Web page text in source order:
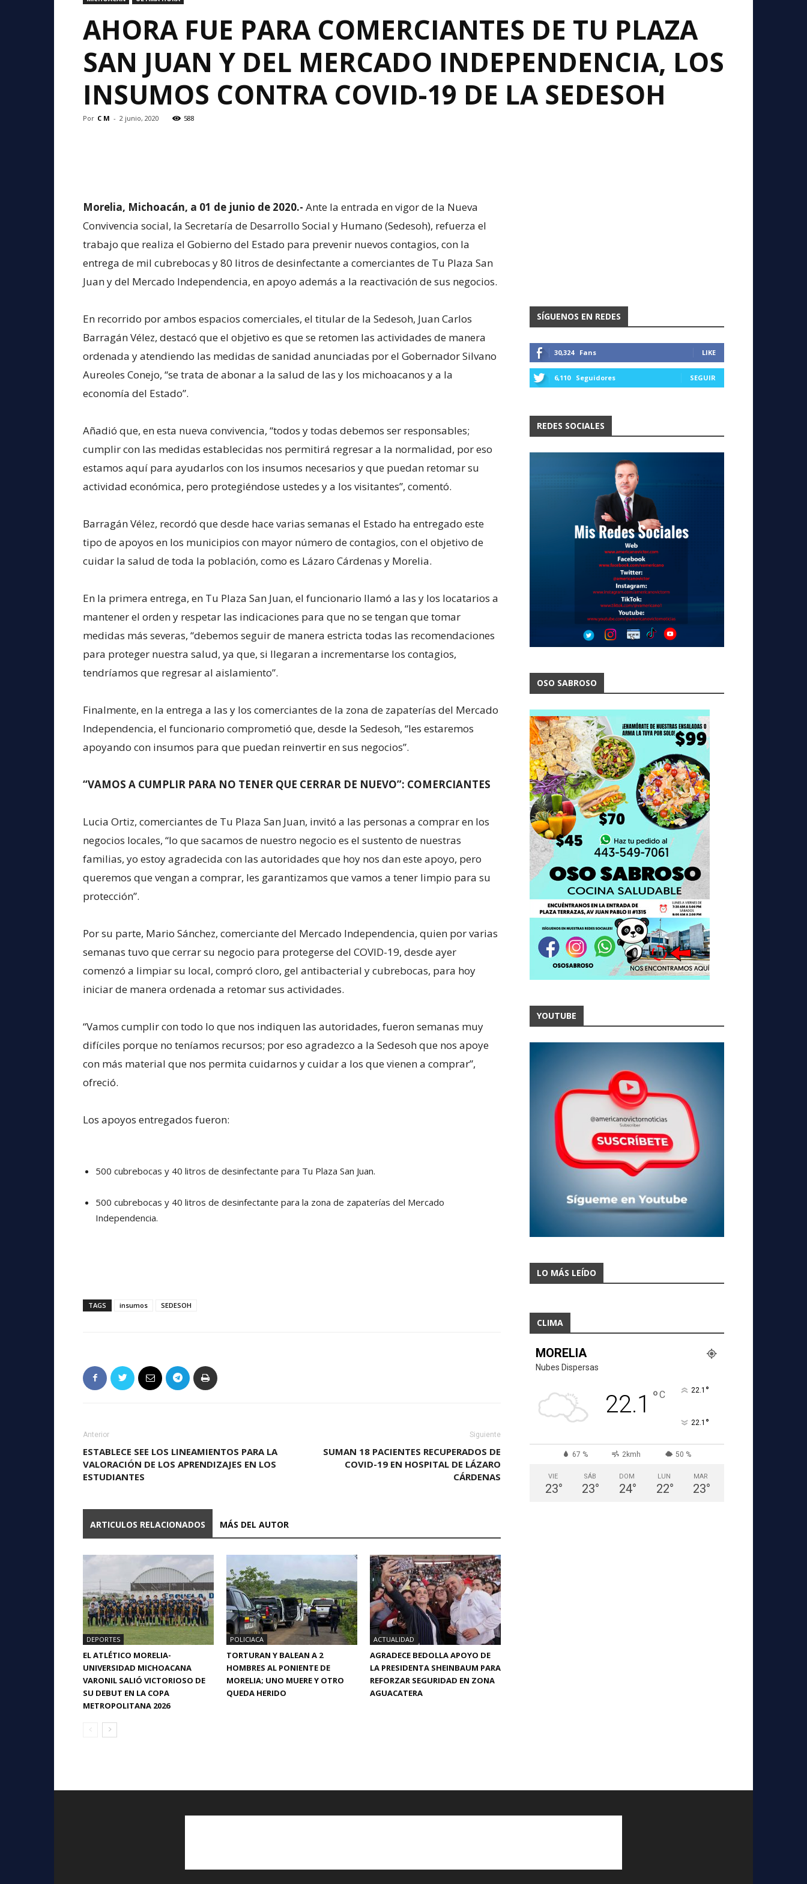
AHORA FUE PARA COMERCIANTES DE TU PLAZA
SAN JUAN Y DEL MERCADO INDEPENDENCIA, LOS
INSUMOS CONTRA COVID-19 DE LA SEDESOH
Por C M - 2 junio, 2020 588
Morelia, Michoacán, a 01 de junio de 2020.- Ante la entrada en vigor de la Nueva
Convivencia social, la Secretaría de Desarrollo Social y Humano (Sedesoh), refuerza el
trabajo que realiza el Gobierno del Estado para prevenir nuevos contagios, con la
entrega de mil cubrebocas y 80 litros de desinfectante a comerciantes de Tu Plaza San
Juan y del Mercado Independencia, en apoyo además a la reactivación de sus negocios.
En recorrido por ambos espacios comerciales, el titular de la Sedesoh, Juan Carlos
Barragán Vélez, destacó que el objetivo es que se retomen las actividades de manera
ordenada y atendiendo las medidas de sanidad anunciadas por el Gobernador Silvano
Aureoles Conejo, “se trata de abonar a la salud de las y los michoacanos y a la
economía del Estado”.
Añadió que, en esta nueva convivencia, “todos y todas debemos ser responsables;
cumplir con las medidas establecidas nos permitirá regresar a la normalidad, por eso
estamos aquí para ayudarlos con los insumos necesarios y que puedan retomar su
actividad económica, pero protegiéndose ustedes y a los visitantes”, comentó.
Barragán Vélez, recordó que desde hace varias semanas el Estado ha entregado este
tipo de apoyos en los municipios con mayor número de contagios, con el objetivo de
cuidar la salud de toda la población, como es Lázaro Cárdenas y Morelia.
En la primera entrega, en Tu Plaza San Juan, el funcionario llamó a las y los locatarios a
mantener el orden y respetar las indicaciones para que no se tengan que tomar
medidas más severas, “debemos seguir de manera estricta todas las recomendaciones
para proteger nuestra salud, ya que, si llegaran a incrementarse los contagios,
tendríamos que regresar al aislamiento”.
Finalmente, en la entrega a las y los comerciantes de la zona de zapaterías del Mercado
Independencia, el funcionario comprometió que, desde la Sedesoh, “les estaremos
apoyando con insumos para que puedan reinvertir en sus negocios”.
“VAMOS A CUMPLIR PARA NO TENER QUE CERRAR DE NUEVO”: COMERCIANTES
Lucia Ortiz, comerciantes de Tu Plaza San Juan, invitó a las personas a comprar en los
negocios locales, “lo que sacamos de nuestro negocio es el sustento de nuestras
familias, yo estoy agradecida con las autoridades que hoy nos dan este apoyo, pero
queremos que vengan a comprar, les garantizamos que vamos a tener limpio para su
protección”.
Por su parte, Mario Sánchez, comerciante del Mercado Independencia, quien por varias
semanas tuvo que cerrar su negocio para protegerse del COVID-19, desde ayer
comenzó a limpiar su local, compró cloro, gel antibacterial y cubrebocas, para hoy
iniciar de manera ordenada a retomar sus actividades.
“Vamos cumplir con todo lo que nos indiquen las autoridades, fueron semanas muy
difíciles porque no teníamos recursos; por eso agradezco a la Sedesoh que nos apoye
con más material que nos permita cuidarnos y cuidar a los que vienen a comprar”,
ofreció.
Los apoyos entregados fueron:
500 cubrebocas y 40 litros de desinfectante para Tu Plaza San Juan.
500 cubrebocas y 40 litros de desinfectante para la zona de zapaterías del Mercado
Independencia.
TAGS insumos SEDESOH
Anterior
ESTABLECE SEE LOS LINEAMIENTOS PARA LA
VALORACIÓN DE LOS APRENDIZAJES EN LOS
ESTUDIANTES
Siguiente
SUMAN 18 PACIENTES RECUPERADOS DE
COVID-19 EN HOSPITAL DE LÁZARO
CÁRDENAS
ARTICULOS RELACIONADOS MÁS DEL AUTOR
DEPORTES
EL ATLÉTICO MORELIA-
UNIVERSIDAD MICHOACANA
VARONIL SALIÓ VICTORIOSO DE
SU DEBUT EN LA COPA
METROPOLITANA 2026
POLICIACA
TORTURAN Y BALEAN A 2
HOMBRES AL PONIENTE DE
MORELIA; UNO MUERE Y OTRO
QUEDA HERIDO
ACTUALIDAD
AGRADECE BEDOLLA APOYO DE
LA PRESIDENTA SHEINBAUM PARA
REFORZAR SEGURIDAD EN ZONA
AGUACATERA
SÍGUENOS EN REDES
30,324 Fans LIKE
6,110 Seguidores SEGUIR
REDES SOCIALES
OSO SABROSO
YOUTUBE
LO MÁS LEÍDO
CLIMA
MORELIA
Nubes Dispersas
22.1 °C 22.1 °
22.1 °
67 % 2kmh 50 %
VIE
23°
SÁB
23°
DOM
24°
LUN
22°
MAR
23°